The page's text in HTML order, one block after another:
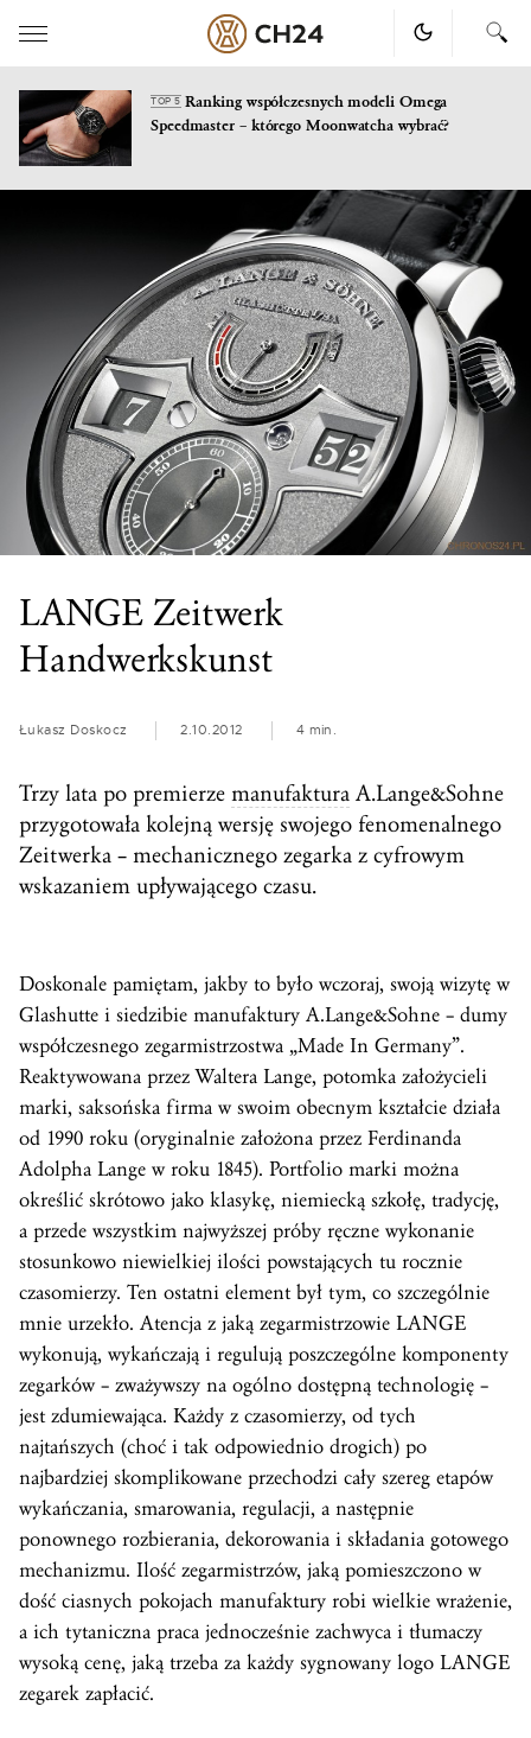
TOP 5Ranking współczesnych modeli Omega
Speedmaster – którego Moonwatcha wybrać?
LANGE Zeitwerk
Handwerkskunst
Łukasz Doskocz 2.10.2012 4 min.
Trzy lata po premierze manufaktura A.Lange&Sohne
przygotowała kolejną wersję swojego fenomenalnego
Zeitwerka – mechanicznego zegarka z cyfrowym
wskazaniem upływającego czasu.
Doskonale pamiętam, jakby to było wczoraj, swoją wizytę w
Glashutte i siedzibie manufaktury A.Lange&Sohne – dumy
współczesnego zegarmistrzostwa „Made In Germany”.
Reaktywowana przez Waltera Lange, potomka założycieli
marki, saksońska firma w swoim obecnym kształcie działa
od 1990 roku (oryginalnie założona przez Ferdinanda
Adolpha Lange w roku 1845). Portfolio marki można
określić skrótowo jako klasykę, niemiecką szkołę, tradycję,
a przede wszystkim najwyższej próby ręczne wykonanie
stosunkowo niewielkiej ilości powstających tu rocznie
czasomierzy. Ten ostatni element był tym, co szczególnie
mnie urzekło. Atencja z jaką zegarmistrzowie LANGE
wykonują, wykańczają i regulują poszczególne komponenty
zegarków – zważywszy na ogólno dostępną technologię –
jest zdumiewająca. Każdy z czasomierzy, od tych
najtańszych (choć i tak odpowiednio drogich) po
najbardziej skomplikowane przechodzi cały szereg etapów
wykańczania, smarowania, regulacji, a następnie
ponownego rozbierania, dekorowania i składania gotowego
mechanizmu. Ilość zegarmistrzów, jaką pomieszczono w
dość ciasnych pokojach manufaktury robi wielkie wrażenie,
a ich tytaniczna praca jednocześnie zachwyca i tłumaczy
wysoką cenę, jaką trzeba za każdy sygnowany logo LANGE
zegarek zapłacić.